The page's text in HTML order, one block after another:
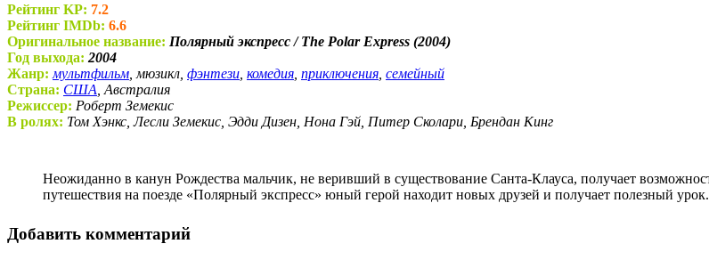
Рейтинг KP: 7.2
Рейтинг IMDb: 6.6
Оригинальное название: Полярный экспресс / The Polar Express (2004)
Год выхода: 2004
Жанр: мультфильм , мюзикл, фэнтези комедия приключения семейный
Страна: США , Австралия
Режиссер: Роберт Земекис
В ролях: Том Хэнкс, Лесли Земекис, Эдди Дизен, Нона Гэй, Питер Сколари, Брендан Кинг
Неожиданно в канун Рождества мальчик, не веривший в существование Санта-Клауса, получает возможность отправиться к нему в гости на Северный полюс. Во время
путешествия на поезде «Полярный экспресс» юный герой находит новых друзей и получает полезный урок.
Добавить комментарий